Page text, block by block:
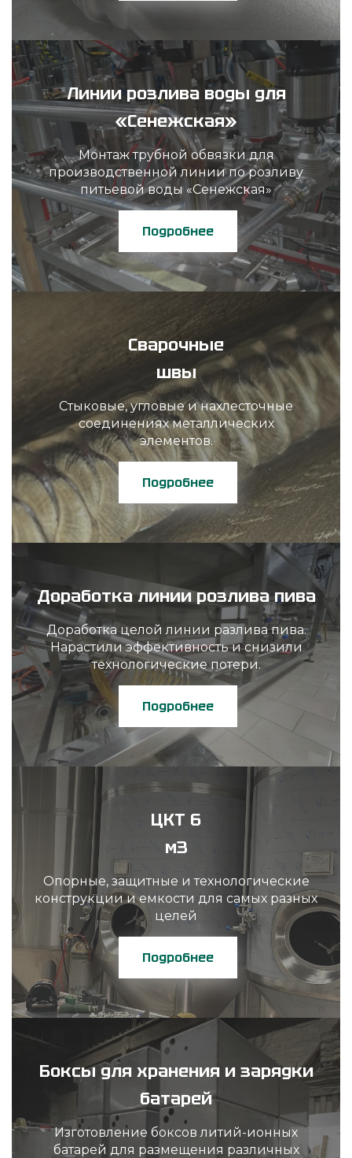
Линии розлива воды для
«Сенежская»
Монтаж трубной обвязки для
производственной линии по розливу
питьевой воды «Сенежская»
Подробнее
Сварочные
швы
Стыковые, угловые и нахлесточные
соединениях металлических
элементов.
Подробнее
Доработка линии розлива пива
Доработка целой линии разлива пива.
Нарастили эффективность и снизили
технологические потери.
Подробнее
ЦКТ 6
м3
Опорные, защитные и технологические
конструкции и емкости для самых разных
целей
Подробнее
Боксы для хранения и зарядки
батарей
Изготовление боксов литий-ионных
батарей для размещения различных